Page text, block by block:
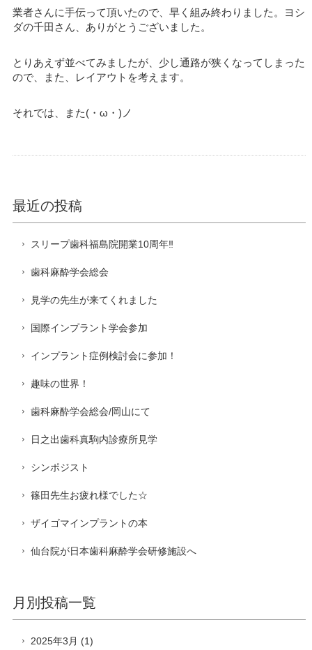
業者さんに手伝って頂いたので、早く組み終わりました。ヨシ
ダの千田さん、ありがとうございました。
とりあえず並べてみましたが、少し通路が狭くなってしまった
ので、また、レイアウトを考えます。
それでは、また(・ω・)ノ
最近の投稿
スリープ歯科福島院開業10周年‼️
歯科麻酔学会総会
見学の先生が来てくれました
国際インプラント学会参加
インプラント症例検討会に参加！
趣味の世界！
歯科麻酔学会総会/岡山にて
日之出歯科真駒内診療所見学
シンポジスト
篠田先生お疲れ様でした☆
ザイゴマインプラントの本
仙台院が日本歯科麻酔学会研修施設へ
月別投稿一覧
2025年3月 (1)